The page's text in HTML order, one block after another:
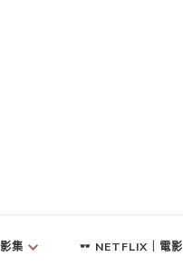
集 NETFLIX｜電影